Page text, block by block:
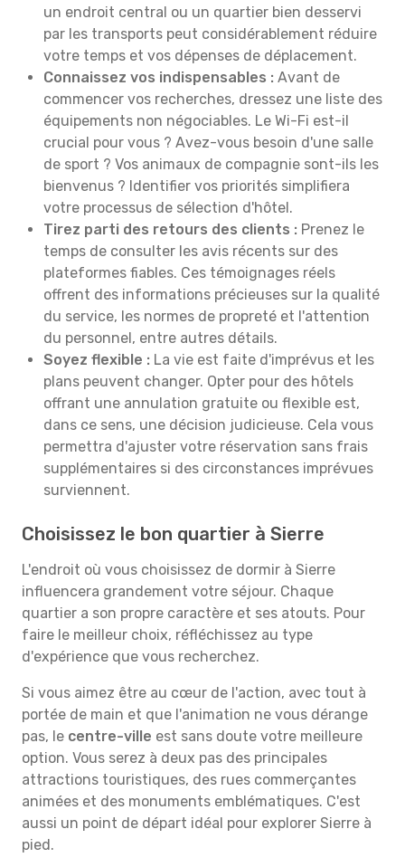
un endroit central ou un quartier bien desservi
par les transports peut considérablement réduire
votre temps et vos dépenses de déplacement.
Connaissez vos indispensables : Avant de
commencer vos recherches, dressez une liste des
équipements non négociables. Le Wi-Fi est-il
crucial pour vous ? Avez-vous besoin d'une salle
de sport ? Vos animaux de compagnie sont-ils les
bienvenus ? Identifier vos priorités simplifiera
votre processus de sélection d'hôtel.
Tirez parti des retours des clients : Prenez le
temps de consulter les avis récents sur des
plateformes fiables. Ces témoignages réels
offrent des informations précieuses sur la qualité
du service, les normes de propreté et l'attention
du personnel, entre autres détails.
Soyez flexible : La vie est faite d'imprévus et les
plans peuvent changer. Opter pour des hôtels
offrant une annulation gratuite ou flexible est,
dans ce sens, une décision judicieuse. Cela vous
permettra d'ajuster votre réservation sans frais
supplémentaires si des circonstances imprévues
surviennent.
Choisissez le bon quartier à Sierre
L'endroit où vous choisissez de dormir à Sierre
influencera grandement votre séjour. Chaque
quartier a son propre caractère et ses atouts. Pour
faire le meilleur choix, réfléchissez au type
d'expérience que vous recherchez.
Si vous aimez être au cœur de l'action, avec tout à
portée de main et que l'animation ne vous dérange
pas, le centre-ville est sans doute votre meilleure
option. Vous serez à deux pas des principales
attractions touristiques, des rues commerçantes
animées et des monuments emblématiques. C'est
aussi un point de départ idéal pour explorer Sierre à
pied.